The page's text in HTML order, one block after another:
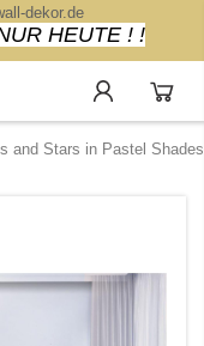
dekor.de
HEUTE ! !
and Stars in Pastel Shades